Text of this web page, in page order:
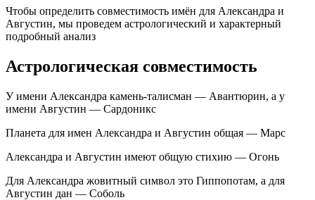
Чтобы определить совместимость имён для Александра и
Августин, мы проведем астрологический и характерный
подробный анализ
Астрологическая совместимость
У имени Александра камень-талисман — Авантюрин, а у
имени Августин — Сардоникс
Планета для имен Александра и Августин общая — Марс
Александра и Августин имеют общую стихию — Огонь
Для Александра жовитный символ это Гиппопотам, а для
Августин дан — Соболь